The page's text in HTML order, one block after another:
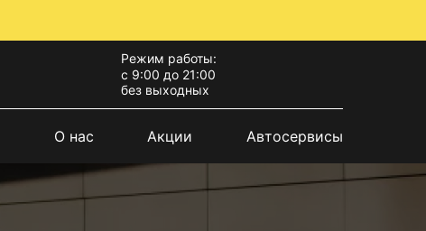
Режим работы:
с 9:00 до 21:00
без выходных
О нас Акции Автосервисы